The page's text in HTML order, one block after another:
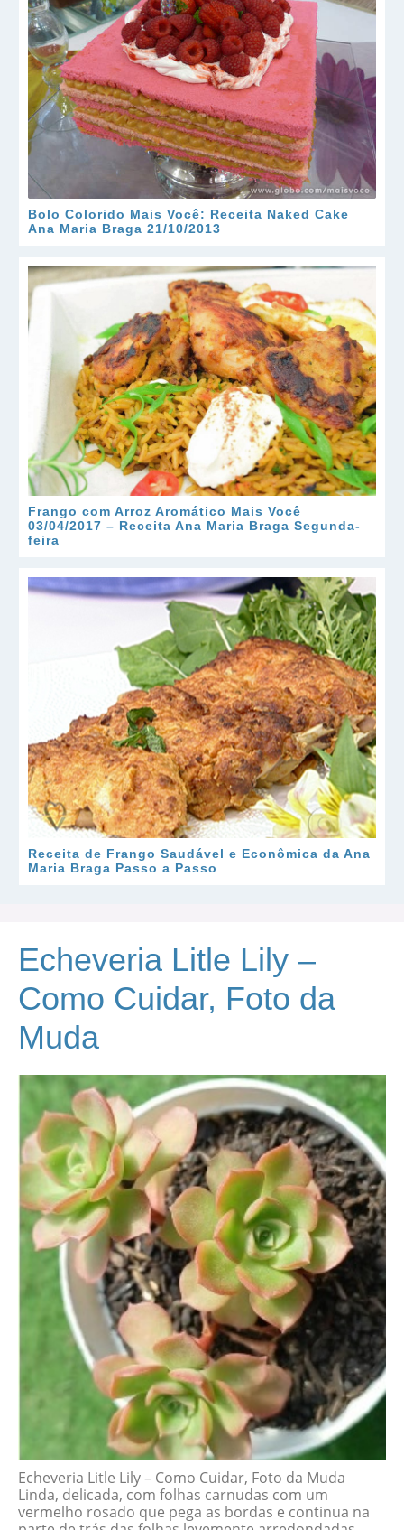
Bolo Colorido Mais Você: Receita Naked Cake
Ana Maria Braga 21/10/2013
Frango com Arroz Aromático Mais Você
03/04/2017 – Receita Ana Maria Braga Segunda-
feira
Receita de Frango Saudável e Econômica da Ana
Maria Braga Passo a Passo
Echeveria Litle Lily –
Como Cuidar, Foto da
Muda
Echeveria Litle Lily – Como Cuidar, Foto da Muda
Linda, delicada, com folhas carnudas com um
vermelho rosado que pega as bordas e continua na